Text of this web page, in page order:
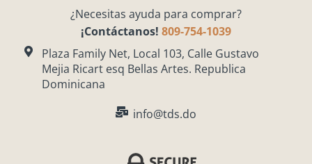
t
a
g
r
m
e
b
o
o
¿Necesitas ayuda para comprar?
¡Contáctanos! 809-754-1039
Plaza Family Net, Local 103, Calle Gustavo
Mejia Ricart esq Bellas Artes. Republica
Dominicana
info@tds.do